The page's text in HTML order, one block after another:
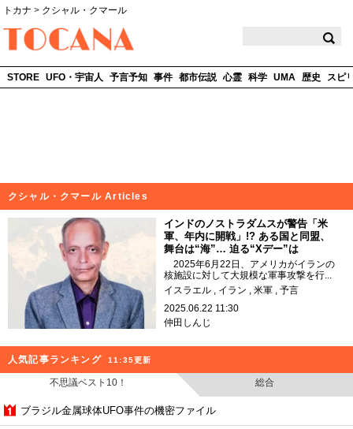
トカナ > クシャル・クマール
STORE UFO・宇宙人 予言予知 事件 都市伝説 心霊 科学 UMA 歴史 スピ
クシャル・クマール Articles
インドのノストラダムスが警告「米
軍、年内に開戦」!? ある国と同盟、
舞台は“海”… 迫る“Xデー”は
2025年6月22日、アメリカがイランの
核施設に対して大規模な軍事攻撃を行...
イスラエル
イラン 米軍
予言
2025.06.22 11:30
仲田しんじ
人気記事ランキング 11:35更新
不思議ベスト10！ 総合
ブラジル金属球体UFO事件の機密ファイル